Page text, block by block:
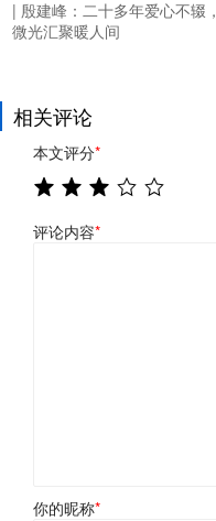
| 殷建峰：二十多年爱心不辍，
微光汇聚暖人间
相关评论
本文评分*
评论内容*
你的昵称*